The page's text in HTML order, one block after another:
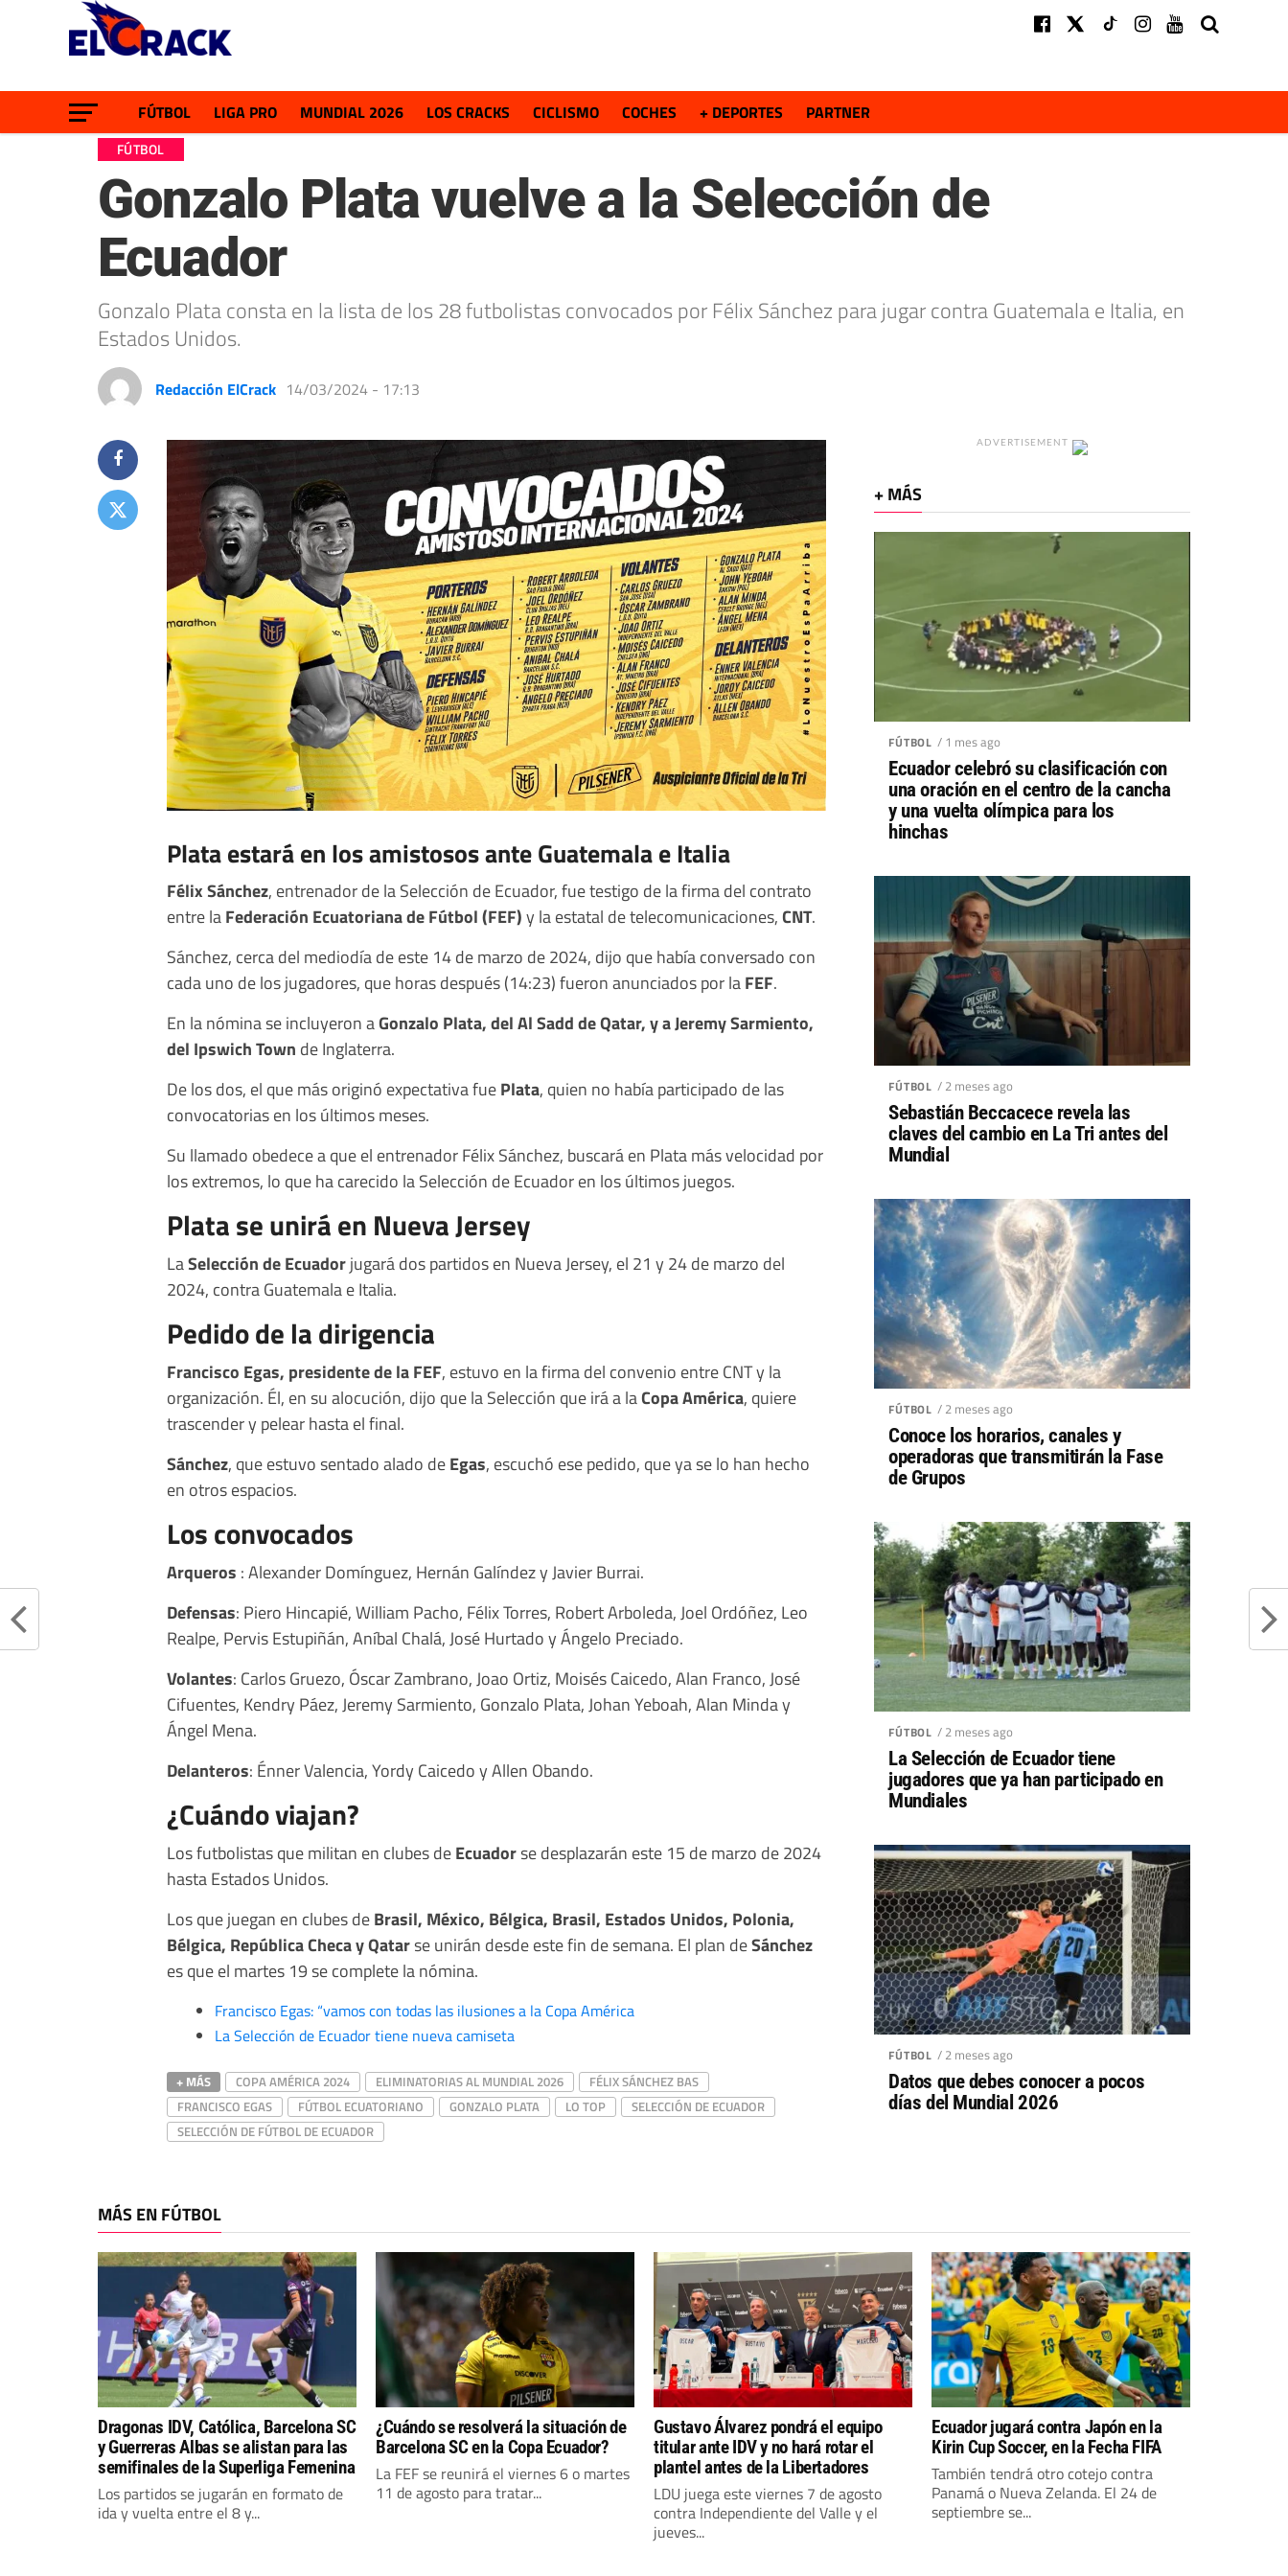
FÚTBOL LIGA PRO MUNDIAL 2026 LOS CRACKS CICLISMO COCHES + DEPORTES PARTNER
FÚTBOL
Gonzalo Plata vuelve a la Selección de
Ecuador
Gonzalo Plata consta en la lista de los 28 futbolistas convocados por Félix Sánchez para jugar contra Guatemala e Italia, en
Estados Unidos.
Redacción ElCrack 14/03/2024 - 17:13
Plata estará en los amistosos ante Guatemala e Italia
Félix Sánchez, entrenador de la Selección de Ecuador, fue testigo de la firma del contrato
entre laFederación Ecuatoriana de Fútbol (FEF)y la estatal de telecomunicaciones,CNT.
Sánchez, cerca del mediodía de este 14 de marzo de 2024, dijo que había conversado con
cada uno de los jugadores, que horas después (14:23) fueron anunciados por laFEF.
En la nómina se incluyeron aGonzalo Plata, del Al Sadd de Qatar, y a Jeremy Sarmiento,
del Ipswich Town de Inglaterra.
De los dos, el que más originó expectativa fuePlata, quien no había participado de las
convocatorias en los últimos meses.
Su llamado obedece a que el entrenador Félix Sánchez, buscará en Plata más velocidad por
los extremos, lo que ha carecido la Selección de Ecuador en los últimos juegos.
Plata se unirá en Nueva Jersey
LaSelección de Ecuadorjugará dos partidos en Nueva Jersey, el 21 y 24 de marzo del
2024, contra Guatemala e Italia.
Pedido de la dirigencia
Francisco Egas, presidente de la FEF, estuvo en la firma del convenio entre CNT y la
organización. Él, en su alocución, dijo que la Selección que irá a laCopa América, quiere
trascender y pelear hasta el final.
Sánchez, que estuvo sentado alado deEgas, escuchó ese pedido, que ya se lo han hecho
en otros espacios.
Los convocados
Arqueros : Alexander Domínguez, Hernán Galíndez y Javier Burrai.
Defensas: Piero Hincapié, William Pacho, Félix Torres, Robert Arboleda, Joel Ordóñez, Leo
Realpe, Pervis Estupiñán, Aníbal Chalá, José Hurtado y Ángelo Preciado.
Volantes: Carlos Gruezo, Óscar Zambrano, Joao Ortiz, Moisés Caicedo, Alan Franco, José
Cifuentes, Kendry Páez, Jeremy Sarmiento, Gonzalo Plata, Johan Yeboah, Alan Minda y
Ángel Mena.
Delanteros: Énner Valencia, Yordy Caicedo y Allen Obando.
¿Cuándo viajan?
Los futbolistas que militan en clubes deEcuadorse desplazarán este 15 de marzo de 2024
hasta Estados Unidos.
Los que juegan en clubes deBrasil, México, Bélgica, Brasil, Estados Unidos, Polonia,
Bélgica, República Checa y Qatarse unirán desde este fin de semana. El plan deSánchez
es que el martes 19 se complete la nómina.
Francisco Egas: “vamos con todas las ilusiones a la Copa América
La Selección de Ecuador tiene nueva camiseta
+ MÁS COPA AMÉRICA 2024 ELIMINATORIAS AL MUNDIAL 2026
FÉLIX SÁNCHEZ BAS
FRANCISCO EGAS
FÚTBOL ECUATORIANO GONZALO PLATA LO TOP
SELECCIÓN DE ECUADOR
SELECCIÓN DE FÚTBOL DE ECUADOR
ADVERTISEMENT
+ MÁS
FÚTBOL / 1 mes ago
Ecuador celebró su clasificación con
una oración en el centro de la cancha
y una vuelta olímpica para los
hinchas
FÚTBOL / 2 meses ago
Sebastián Beccacece revela las
claves del cambio en La Tri antes del
Mundial
FÚTBOL / 2 meses ago
Conoce los horarios, canales y
operadoras que transmitirán la Fase
de Grupos
FÚTBOL / 2 meses ago
La Selección de Ecuador tiene
jugadores que ya han participado en
Mundiales
FÚTBOL / 2 meses ago
Datos que debes conocer a pocos
días del Mundial 2026
MÁS EN FÚTBOL
Dragonas IDV, Católica, Barcelona SC
y Guerreras Albas se alistan para las
semifinales de la Superliga Femenina
Los partidos se jugarán en formato de
ida y vuelta entre el 8 y...
¿Cuándo se resolverá la situación de
Barcelona SC en la Copa Ecuador?
La FEF se reunirá el viernes 6 o martes
11 de agosto para tratar...
Gustavo Álvarez pondrá el equipo
titular ante IDV y no hará rotar el
plantel antes de la Libertadores
LDU juega este viernes 7 de agosto
contra Independiente del Valle y el
jueves...
Ecuador jugará contra Japón en la
Kirin Cup Soccer, en la Fecha FIFA
También tendrá otro cotejo contra
Panamá o Nueva Zelanda. El 24 de
septiembre se...